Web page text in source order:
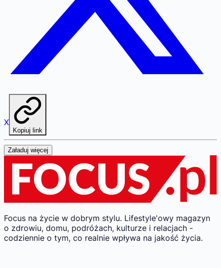
X
Kopiuj link
Załaduj więcej
Focus na życie w dobrym stylu. Lifestyle'owy magazyn
o zdrowiu, domu, podróżach, kulturze i relacjach -
codziennie o tym, co realnie wpływa na jakość życia.